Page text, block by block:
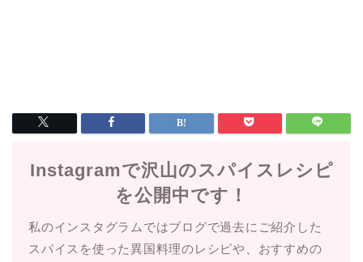
Instagramで沢山のスパイスレシピ
を公開中です！
私のインスタグラムではブログで過去にご紹介した
スパイスを使った異国料理のレシピや、おすすめの